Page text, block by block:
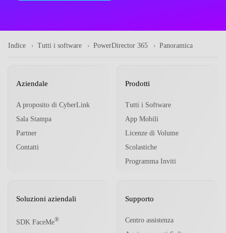
Indice Tutti i software PowerDirector 365 Panoramica
Aziendale
A proposito di CyberLink
Sala Stampa
Partner
Contatti
Prodotti
Tutti i Software
App Mobili
Licenze di Volume
Scolastiche
Programma Inviti
Soluzioni aziendali
SDK FaceMe®
Supporto
Centro assistenza